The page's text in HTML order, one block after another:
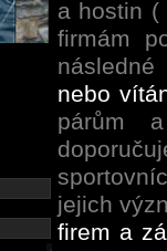
a hostin (
firmám
nebo
párům
jejich
firem a